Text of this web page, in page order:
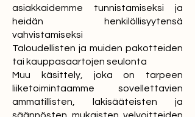
asiakkaidemme tunnistamiseksi ja
heidän henkilöllisyytensä
vahvistamiseksi
Taloudellisten ja muiden pakotteiden
tai kauppasaartojen seulonta
Muu käsittely, joka on tarpeen
liiketoimintaamme sovellettavien
ammatillisten, lakisääteisten ja